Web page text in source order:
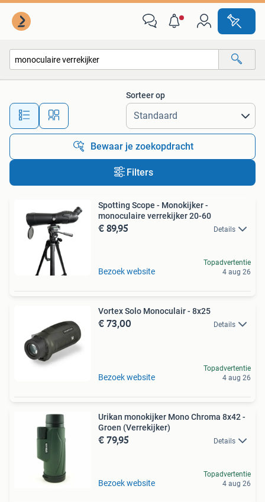
Alle afstanden…
Sorteer op
Bewaar je zoekopdracht
Filters
Spotting Scope - Monokijker -
monoculaire verrekijker 20-60
€ 89,95 Details
Bezoek website
Topadvertentie
4 aug 26
Vortex Solo Monoculair - 8x25
€ 73,00 Details
Bezoek website
Topadvertentie
4 aug 26
Urikan monokijker Mono Chroma 8x42 -
Groen (Verrekijker)
€ 79,95 Details
Bezoek website
Topadvertentie
4 aug 26